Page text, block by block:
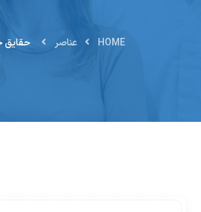
HOME عناصر حقایق